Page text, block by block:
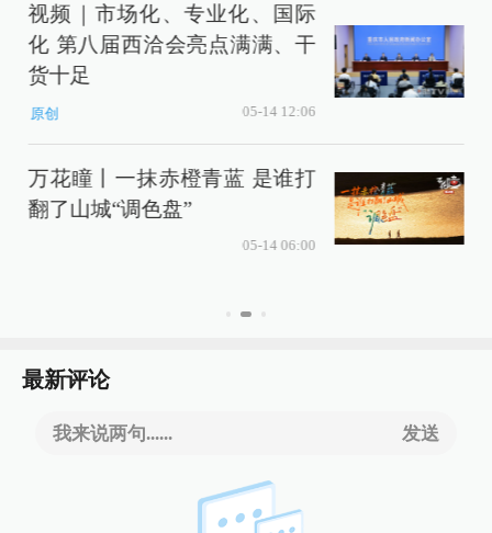
视频｜市场化、专业化、国际
化 第八届西洽会亮点满满、干
货十足
原创 05-14 12:06
万花瞳丨一抹赤橙青蓝 是谁打
翻了山城“调色盘”
05-14 06:00
最新评论
我来说两句...... 发送